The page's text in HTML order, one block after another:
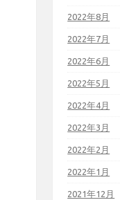
2022年8月
2022年7月
2022年6月
2022年5月
2022年4月
2022年3月
2022年2月
2022年1月
2021年12月